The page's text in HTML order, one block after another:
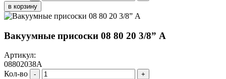
в корзину
Вакуумные присоски 08 80 20 3/8” A
Артикул:
08802038A
Кол-во
-
+